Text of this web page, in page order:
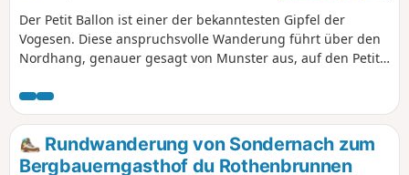
Der Petit Ballon ist einer der bekanntesten Gipfel der
Vogesen. Diese anspruchsvolle Wanderung führt über den
Nordhang, genauer gesagt von Munster aus, auf den Petit
lang sind. Im ersten Abschnitt werden zwischen Munster
und dem Gipfel mehr als 800 Höhenmeter überwunden, im
zweiten Abschnitt geht es wieder hinunter. Von dort oben
hat man einen herrlichen Blick auf die höchsten Gipfel der
Rundwanderung von Sondernach zum
Bergbauerngasthof du Rothenbrunnen